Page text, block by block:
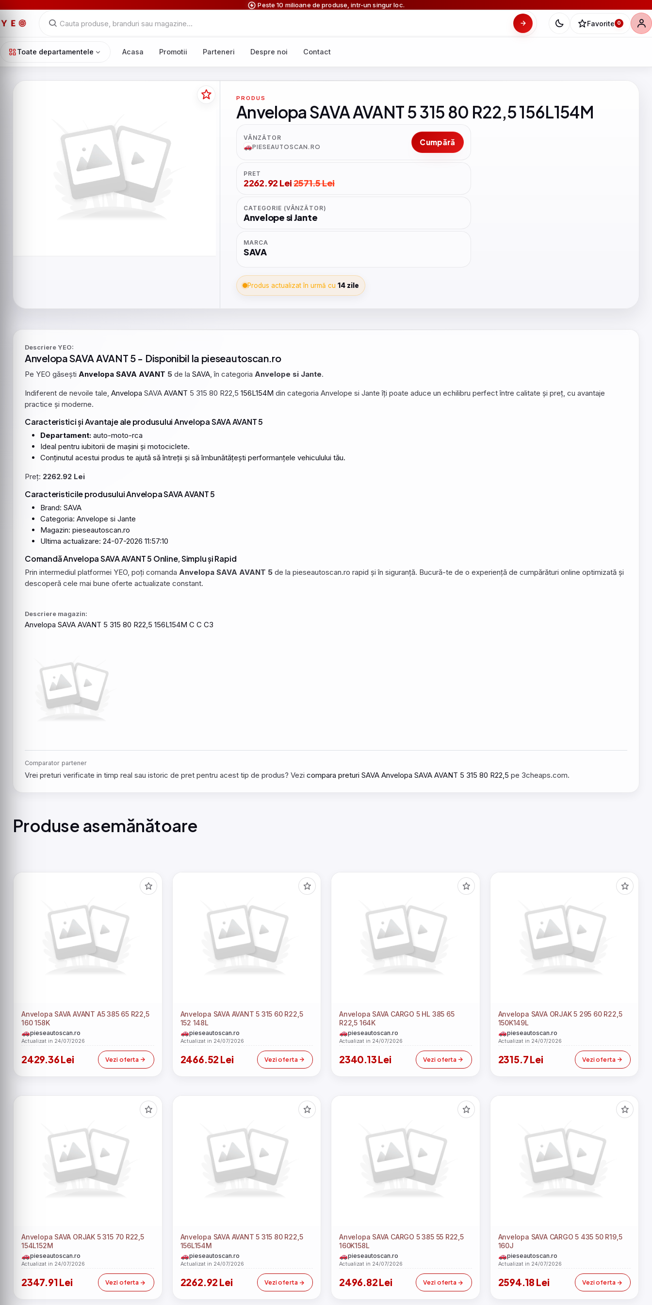
Peste 10 milioane de produse, intr-un singur loc.
Favorite 0
Toate departamentele Acasa Promotii Parteneri Despre noi Contact
PRODUS
Anvelopa SAVA AVANT 5 315 80 R22,5 156L154M
VÂNZĂTOR
PIESEAUTOSCAN.RO
Cumpără
PRET
2262.92 Lei2571.5 Lei
CATEGORIE (VÂNZĂTOR)
Anvelope si Jante
MARCA
SAVA
Produs actualizat în urmă cu 14 zile
Descriere YEO:
AnvelopaSAVAAVANT 5 - Disponibil la pieseautoscan.ro
Pe YEO găsești Anvelopa SAVA AVANT 5 de la SAVA, în categoria Anvelope si Jante.
Indiferent de nevoile tale, Anvelopa SAVA AVANT 5 315 80 R22,5 156L154M din categoria Anvelope si Jante îți poate aduce un echilibru perfect între calitate și preț, cu avantaje
practice și moderne.
Caracteristici și Avantaje ale produsului Anvelopa SAVA AVANT 5
Departament: auto-moto-rca
Ideal pentru iubitorii de mașini și motociclete.
Conținutul acestui produs te ajută să întreții și să îmbunătățești performanțele vehiculului tău.
Preț: 2262.92 Lei
Caracteristicile produsului Anvelopa SAVA AVANT 5
Brand: SAVA
Categoria: Anvelope si Jante
Magazin: pieseautoscan.ro
Ultima actualizare: 24-07-2026 11:57:10
Comandă Anvelopa SAVA AVANT 5 Online, Simplu și Rapid
Prin intermediul platformei YEO, poți comanda Anvelopa SAVA AVANT 5 de la pieseautoscan.ro rapid și în siguranță. Bucură-te de o experiență de cumpărături online optimizată și
descoperă cele mai bune oferte actualizate constant.
Descriere magazin:
Anvelopa SAVA AVANT 5 315 80 R22,5 156L154M C C C3
Comparator partener
Vrei preturi verificate in timp real sau istoric de pret pentru acest tip de produs? Vezi compara preturi SAVA Anvelopa SAVA AVANT 5 315 80 R22,5 pe 3cheaps.com.
Produse asemănătoare
Anvelopa SAVA AVANT A5 385 65 R22,5
160 158K
pieseautoscan.ro
Actualizat in 24/07/2026
2429.36 Lei Vezi oferta
Anvelopa SAVA AVANT 5 315 60 R22,5
152 148L
pieseautoscan.ro
Actualizat in 24/07/2026
2466.52 Lei Vezi oferta
Anvelopa SAVA CARGO 5 HL 385 65
R22,5 164K
pieseautoscan.ro
Actualizat in 24/07/2026
2340.13 Lei Vezi oferta
Anvelopa SAVA ORJAK 5 295 60 R22,5
150K149L
pieseautoscan.ro
Actualizat in 24/07/2026
2315.7 Lei Vezi oferta
Anvelopa SAVA ORJAK 5 315 70 R22,5
154L152M
pieseautoscan.ro
Actualizat in 24/07/2026
2347.91 Lei Vezi oferta
Anvelopa SAVA AVANT 5 315 80 R22,5
156L154M
pieseautoscan.ro
Actualizat in 24/07/2026
2262.92 Lei Vezi oferta
Anvelopa SAVA CARGO 5 385 55 R22,5
160K158L
pieseautoscan.ro
Actualizat in 24/07/2026
2496.82 Lei Vezi oferta
Anvelopa SAVA CARGO 5 435 50 R19,5
160J
pieseautoscan.ro
Actualizat in 24/07/2026
2594.18 Lei Vezi oferta